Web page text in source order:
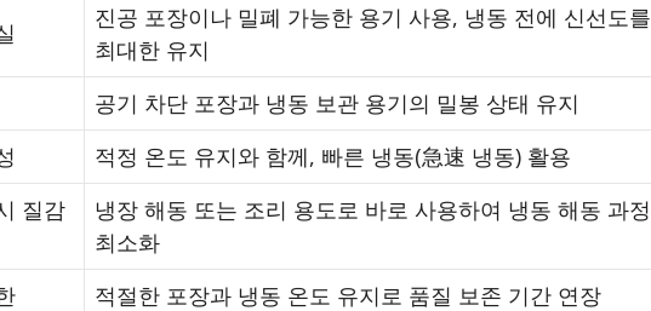
진공 포장이나 밀폐 가능한 용기 사용, 냉동 전에 신선도를
최대한 유지
공기 차단 포장과 냉동 보관 용기의 밀봉 상태 유지
적정 온도 유지와 함께, 빠른 냉동(急速 냉동) 활용
질감
냉장 해동 또는 조리 용도로 바로 사용하여 냉동 해동 과정
최소화
적절한 포장과 냉동 온도 유지로 품질 보존 기간 연장